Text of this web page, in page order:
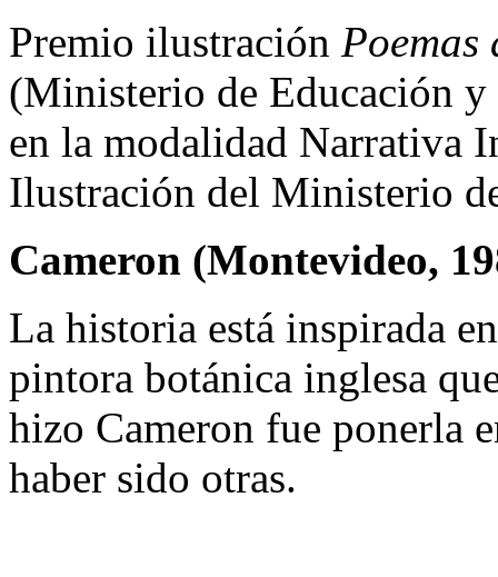
Premio ilustración
(Ministerio de Educación
en la modalidad Narrativa
Ilustración del Ministerio
Cameron (Montevideo,
La historia está inspirada
pintora botánica inglesa
hizo Cameron fue ponerla
haber sido otras.